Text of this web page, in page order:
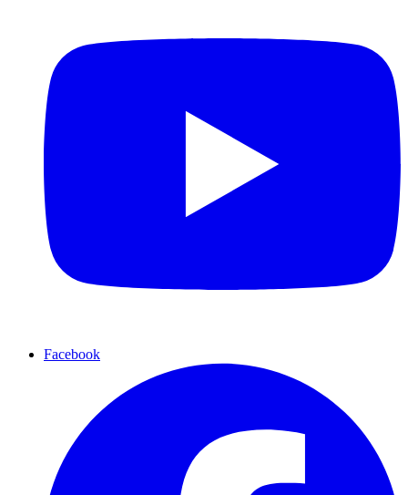
Facebook